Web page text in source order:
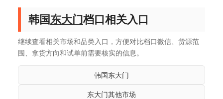
韩国东大门档口相关入口
继续查看相关市场和品类入口，方便对比档口微信、货源范
围、拿货方向和试单前需要核实的信息。
韩国东大门
东大门其他市场